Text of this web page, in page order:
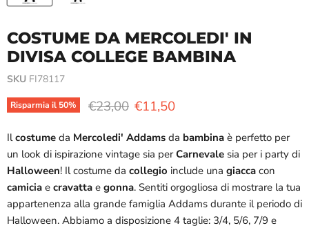
COSTUME DA MERCOLEDI' IN
DIVISA COLLEGE BAMBINA
SKU FI78117
Risparmia il 50% Prezzo originale
€23,00 Prezzo attuale
€11,50
Ilcostume da Mercoledi' Addams da bambina è perfetto per
un look di ispirazione vintage sia perCarnevale sia per i party di
Halloween! Il costume da collegio include una giacca con
camicia e cravatta e gonna. Sentiti orgogliosa di mostrare la tua
appartenenza alla grande famiglia Addams durante il periodo di
Halloween. Abbiamo a disposizione 4 taglie: 3/4, 5/6, 7/9 e